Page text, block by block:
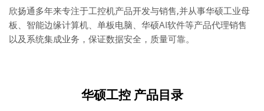
欣扬通多年来专注于工控机产品开发与销售,并从事华硕工业母
板、智能边缘计算机、单板电脑、华硕AI软件等产品代理销售
以及系统集成业务，保证数据安全，质量可靠。
华硕工控 产品目录